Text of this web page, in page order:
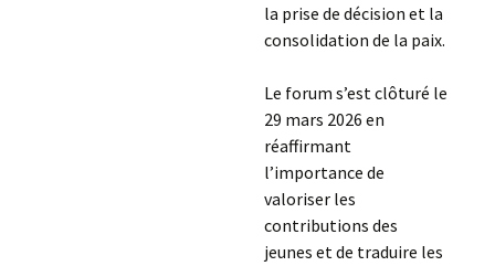
la prise de décision et la
consolidation de la paix.
Le forum s’est clôturé le
29 mars 2026 en
réaffirmant
l’importance de
valoriser les
contributions des
jeunes et de traduire les